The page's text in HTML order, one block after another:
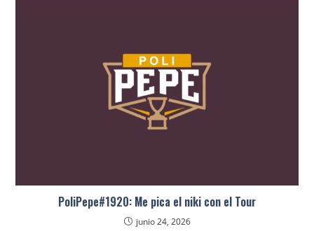
PoliPepe#1920: Me pica el niki con el Tour
junio 24, 2026